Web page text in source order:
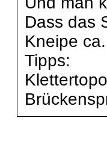
Dass das
Kneipe
Tipps: